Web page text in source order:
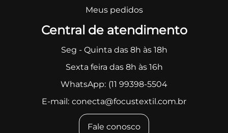
Meus pedidos
Central de atendimento
Seg - Quinta das 8h às 18h
Sexta feira das 8h às 16h
WhatsApp: (11 99398-5504
E-mail: conecta@focustextil.com.br
Fale conosco